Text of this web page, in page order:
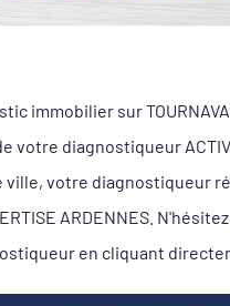
immobilier sur
votre diagnostiqueur
ville, votre diagnostiqueur
ARDENNES.
en cliquant